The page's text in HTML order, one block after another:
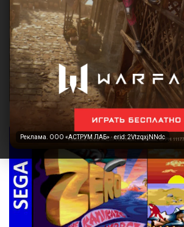
Реклама. ООО «АСТРУМ ЛАБ» · erid: 2VtzqxjNNdc
Реклама. ООО «АСТРУМ ЛАБ» · erid: